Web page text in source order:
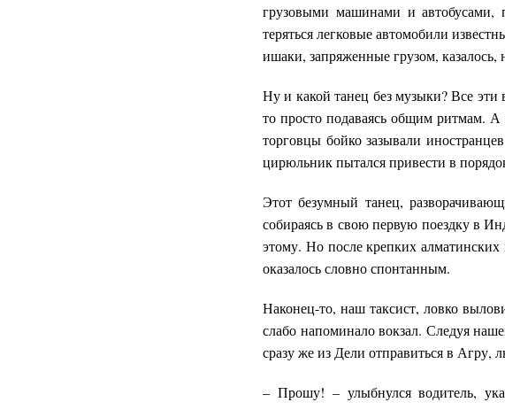
грузовыми машинами и автобусами,
теряться легковые автомобили
ишаки, запряженные грузом, казалось,
Ну и какой танец без музыки? Все эти
то просто подаваясь общим ритмам. А
торговцы бойко зазывали
цирюльник пытался привести в
Этот безумный танец,
собираясь в свою первую поездку в
этому. Но после крепких
оказалось словно спонтанным.
Наконец-то, наш таксист, ловко
слабо напоминало вокзал. Следуя
сразу же из Дели отправиться в Агру,
– Прошу! – улыбнулся водитель,